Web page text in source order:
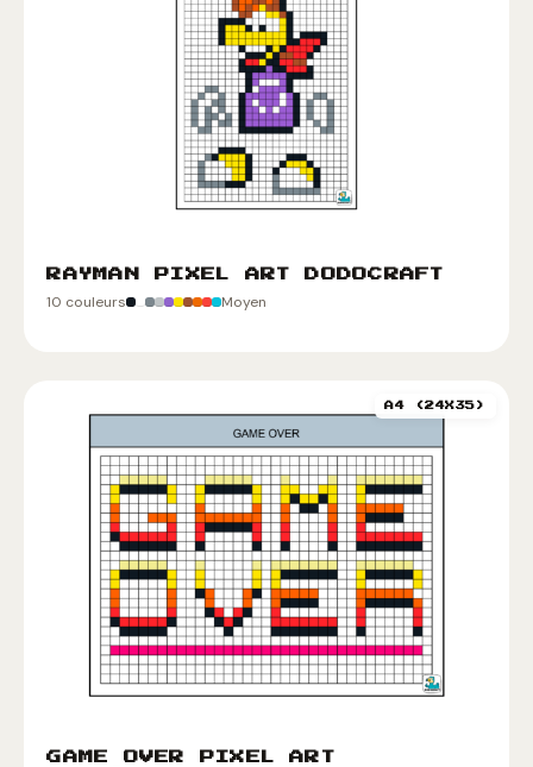
RAYMAN PIXEL ART DODOCRAFT
10 couleurs Moyen
A4 (24X35)
GAME OVER PIXEL ART